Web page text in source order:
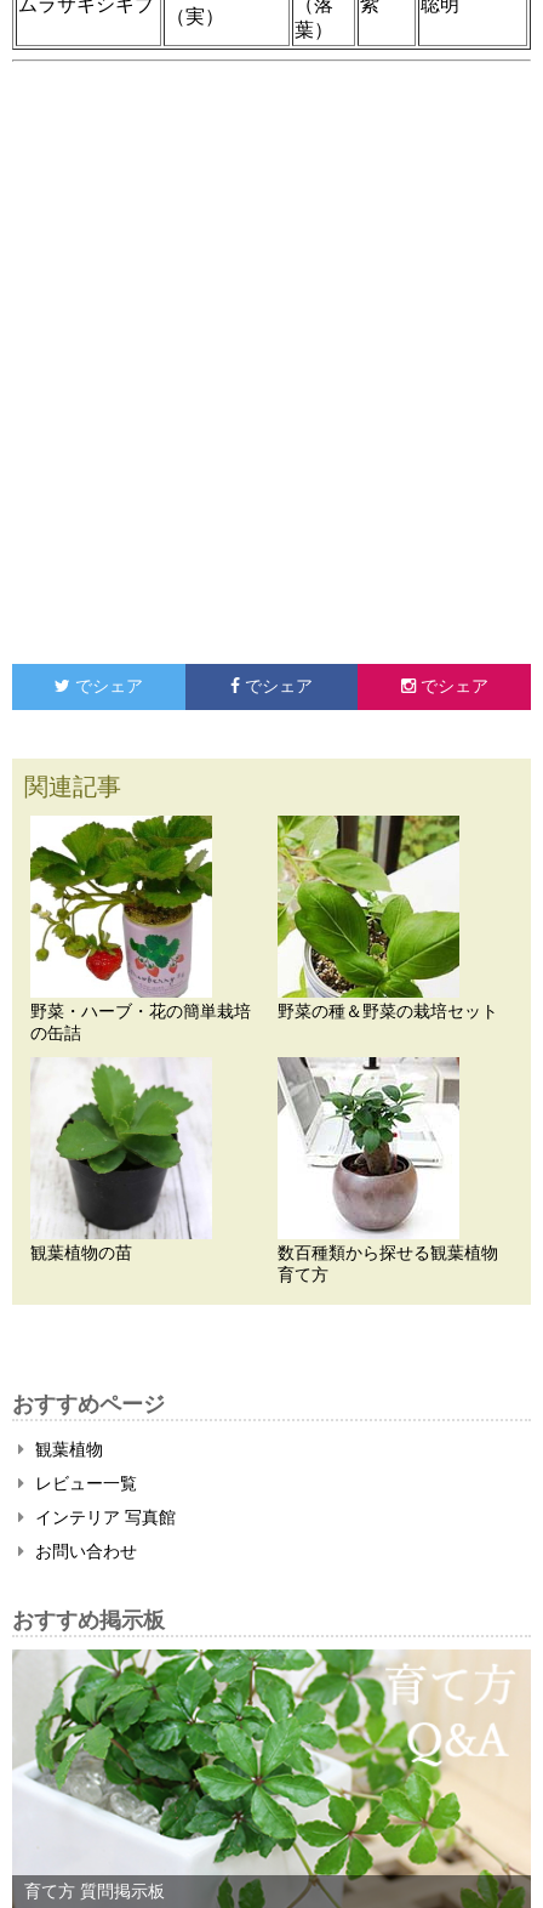
ムラサキシキブ
（実）
（落
葉）
紫 聡明
でシェア でシェア でシェア
関連記事
野菜・ハーブ・花の簡単栽培
の缶詰
野菜の種＆野菜の栽培セット
観葉植物の苗
数百種類から探せる観葉植物
育て方
おすすめページ
観葉植物
レビュー一覧
インテリア 写真館
お問い合わせ
おすすめ掲示板
育て方 質問掲示板